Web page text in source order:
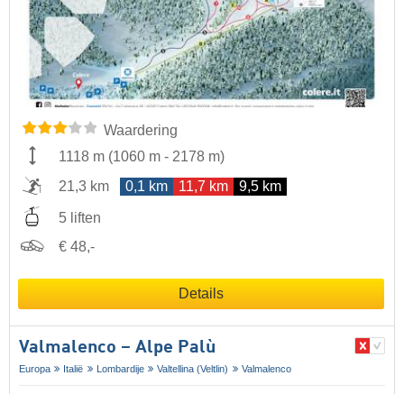
Waardering
1118 m (1060 m - 2178 m)
21,3 km
0,1 km 11,7 km 9,5 km
5 liften
€ 48,-
Details
Valmalenco – Alpe Palù
Europa Italië Lombardije Valtellina (Veltlin) Valmalenco